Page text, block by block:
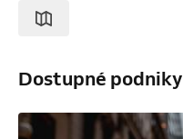
Dostupné podniky